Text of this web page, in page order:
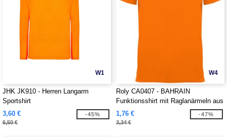
W1
JHK JK910 - Herren Langarm
Sportshirt
3,60 €
6,50 €
-45%
W4
Roly CA0407 - BAHRAIN
Funktionsshirt mit Raglanärmeln aus
CONTROL-DRY Material
1,76 €
3,34 €
-47%